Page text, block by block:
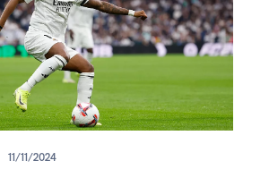
11/11/2024